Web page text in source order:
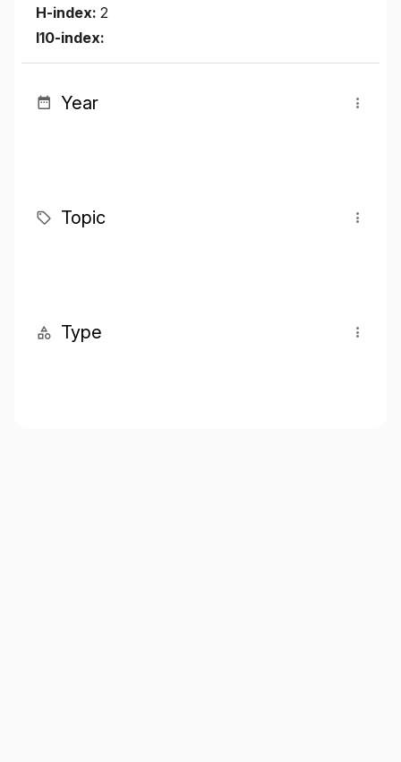
H-index: 2
I10-index:
Year
Topic
Type